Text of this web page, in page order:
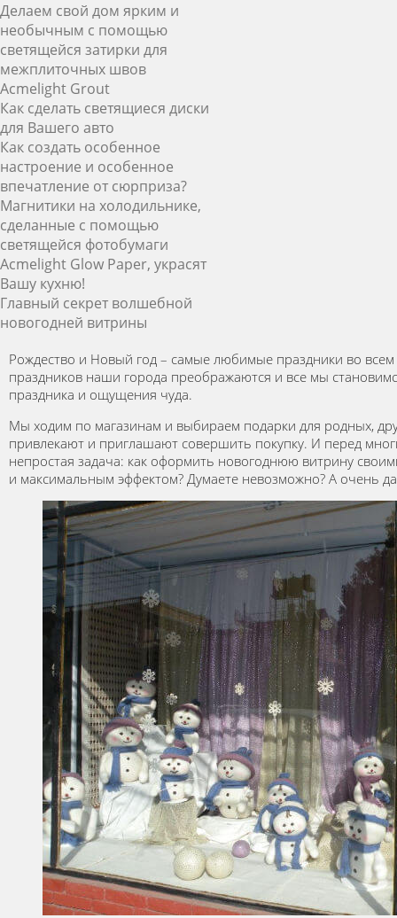
Делаем свой дом ярким и
необычным с помощью
светящейся затирки для
межплиточных швов
Acmelight Grout
Как сделать светящиеся диски
для Вашего авто
Как создать особенное
настроение и особенное
впечатление от сюрприза?
Магнитики на холодильнике,
сделанные с помощью
светящейся фотобумаги
Acmelight Glow Paper, украсят
Вашу кухню!
Главный секрет волшебной
новогодней витрины
Рождество и Новый год – самые любимые праздники во
праздников наши города преображаются и все мы
праздника и ощущения чуда.
Мы ходим по магазинам и выбираем подарки для родных,
привлекают и приглашают совершить покупку. И перед
непростая задача: как оформить новогоднюю витрину
и максимальным эффектом? Думаете невозможно? А очень